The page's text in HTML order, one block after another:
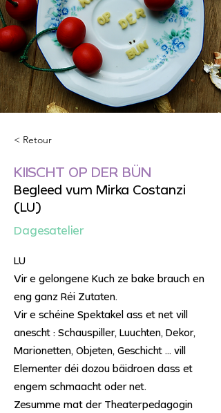
< Retour
KIISCHT OP DER BÜN
Begleed vum Mirka Costanzi
(LU)
Dagesatelier
LU
Vir e gelongene Kuch ze bake brauch en
eng ganz Réi Zutaten.
Vir e schéine Spektakel ass et net vill
anescht : Schauspiller, Luuchten, Dekor,
Marionetten, Objeten, Geschicht … vill
Elementer déi dozou bäidroen dass et
engem schmaacht oder net.
Zesumme mat der Theaterpedagogin